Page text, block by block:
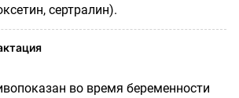
сертралин).
во время беременности